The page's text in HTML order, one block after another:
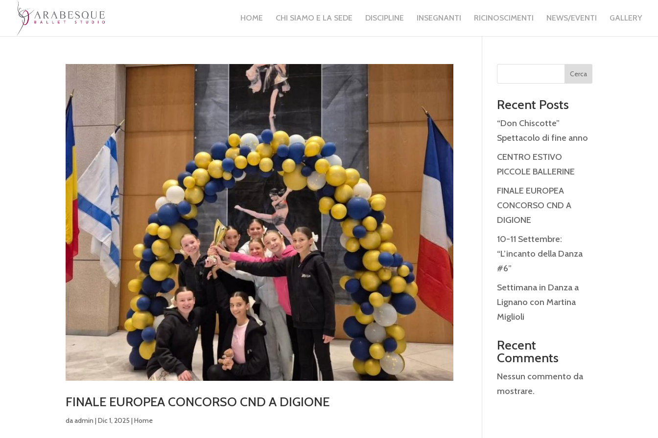
HOME CHI SIAMO E LA SEDE DISCIPLINE INSEGNANTI RICINOSCIMENTI NEWS/EVENTI GALLERY
FINALE EUROPEA CONCORSO CND A DIGIONE
daadmin |Dic 1, 2025 |Home
Cerca
Recent Posts
“Don Chiscotte”
Spettacolo di fine anno
CENTRO ESTIVO
PICCOLE BALLERINE
FINALE EUROPEA
CONCORSO CND A
DIGIONE
10-11 Settembre:
“L’incanto della Danza
#6”
Settimana in Danza a
Lignano con Martina
Miglioli
Recent
Comments
Nessun commento da
mostrare.